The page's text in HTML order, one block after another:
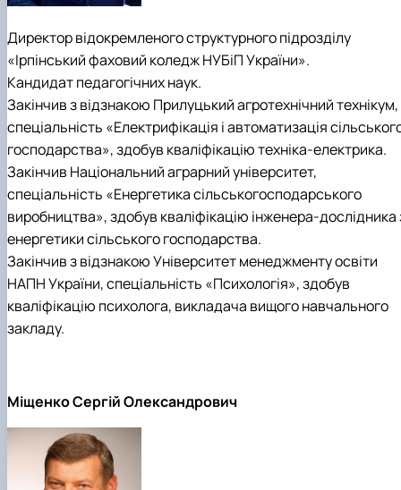
Кафедра англійської філології
Кафедра фізичної культури і спорту
Кафедра філософії та міжнародної
комунікації
Кафедра психології
Кафедра культурології
Директор відокремленого структурного підрозділу
«Ірпінський фаховий коледж НУБіП України».
Кандидат педагогічних наук.
Закінчив з відзнакою Прилуцький агротехнічний технікум,
спеціальність «Електрифікація і автоматизація
господарства», здобув кваліфікацію техніка-електрика.
Закінчив Національний аграрний університет,
спеціальність «Енергетика сільськогосподарського
виробництва», здобув кваліфікацію інженера-дослідника
енергетики сільського господарства.
Закінчив з відзнакою Університет менеджменту освіти
НАПН України, спеціальність «Психологія», здобув
кваліфікацію психолога, викладача вищого навчального
закладу.
Міщенко Сергій Олександрович